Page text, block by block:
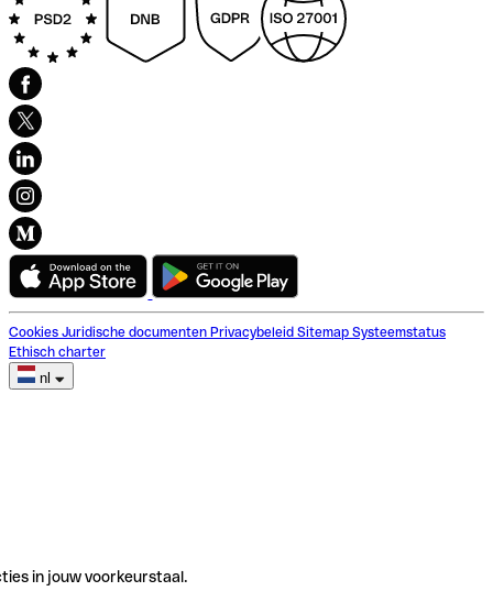
Cookies Juridische documenten Privacybeleid Sitemap Systeemstatus
Ethisch charter
nl
in jouw voorkeurstaal.